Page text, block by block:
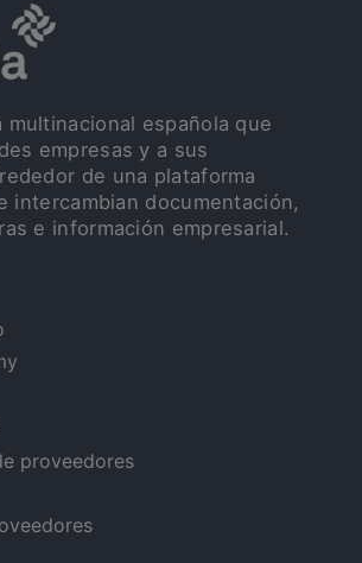
multinacional española que
empresas y a sus
de una plataforma
intercambian documentación,
e información empresarial.
proveedores